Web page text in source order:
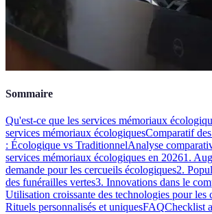
Sommaire
Qu'est-ce que les services mémoriaux
services mémoriaux écologiquesComparatif
: Écologique vs TraditionnelAnalyse
services mémoriaux écologiques en 20261.
demande pour les cercueils écologiques2.
des funérailles vertes3. Innovations dans le
Utilisation croissante des technologies pour les
Rituels personnalisés et uniquesFAQChecklist